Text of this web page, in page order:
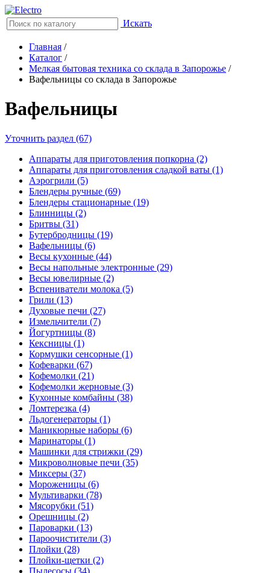
Искать
Главная /
Каталог /
Мелкая бытовая техника со склада в Запорожье /
Вафельницы со склада в Запорожье
Вафельницы
Уточнить раздел (67)
Аппараты для приготовления попкорна (2)
Аппараты для приготовления сладкой ваты (1)
Аэрогрили (5)
Блендеры ручные (69)
Блендеры стационарные (19)
Блинницы (2)
Бритвы (31)
Бутербродницы (19)
Вафельницы (6)
Весы кухонные (44)
Весы напольные электронные (29)
Весы ювелирные (2)
Вспениватели молока (5)
Грили (13)
Духовые печи (27)
Измельчители (7)
Йогуртницы (8)
Кексницы (1)
Кормушки сенсорные (1)
Кофеварки (67)
Кофемолки (21)
Кофемолки жерновые (3)
Кухонные комбайны (38)
Ломтерезка (4)
Льдогенераторы (1)
Маникюрные наборы (6)
Маринаторы (1)
Машинки для стрижки (29)
Микроволновые печи (35)
Миксеры (37)
Мороженицы (6)
Мультиварки (78)
Мясорубки (51)
Орешницы (2)
Пароварки (13)
Пароочистители (3)
Плойки (28)
Плойки-щетки (2)
Пылесосы (34)